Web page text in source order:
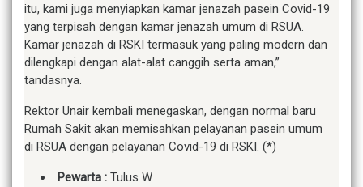
itu, kami juga menyiapkan kamar jenazah pasein Covid-19
yang terpisah dengan kamar jenazah umum di RSUA.
Kamar jenazah di RSKI termasuk yang paling modern dan
dilengkapi dengan alat-alat canggih serta aman,”
tandasnya.
Rektor Unair kembali menegaskan, dengan normal baru
Rumah Sakit akan memisahkan pelayanan pasein umum
di RSUA dengan pelayanan Covid-19 di RSKI. (*)
Pewarta : Tulus W